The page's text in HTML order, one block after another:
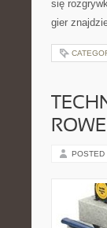
się
gier
POSTED